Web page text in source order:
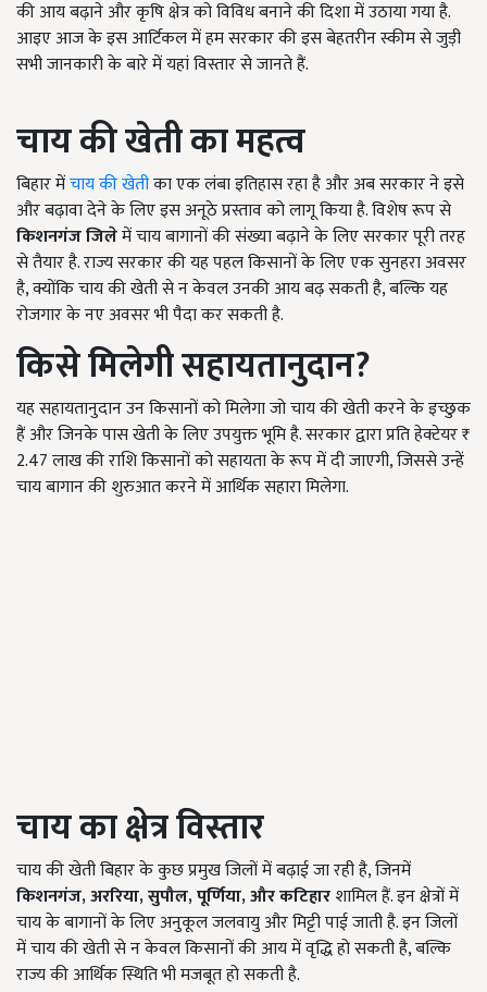
की आय बढ़ाने और कृषि क्षेत्र को विविध बनाने की दिशा में उठाया गया है.
आइए आज के इस आर्टिकल में हम सरकार की इस बेहतरीन स्कीम से जुड़ी
सभी जानकारी के बारे में यहां विस्तार से जानते हैं.
चाय की खेती का महत्व
बिहार मेंचाय की खेतीका एक लंबा इतिहास रहा है और अब सरकार ने इसे
और बढ़ावा देने के लिए इस अनूठे प्रस्ताव को लागू किया है. विशेष रूप से
किशनगंज जिलेमें चाय बागानों की संख्या बढ़ाने के लिए सरकार पूरी तरह
से तैयार है. राज्य सरकार की यह पहल किसानों के लिए एक सुनहरा अवसर
है, क्योंकि चाय की खेती से न केवल उनकी आय बढ़ सकती है, बल्कि यह
रोजगार के नए अवसर भी पैदा कर सकती है.
किसे मिलेगी सहायतानुदान?
यह सहायतानुदान उन किसानों को मिलेगा जो चाय की खेती करने के इच्छुक
हैं और जिनके पास खेती के लिए उपयुक्त भूमि है. सरकार द्वारा प्रति हेक्टेयर ₹
2.47 लाख की राशि किसानों को सहायता के रूप में दी जाएगी, जिससे उन्हें
चाय बागान की शुरुआत करने में आर्थिक सहारा मिलेगा.
चाय का क्षेत्र विस्तार
चाय की खेती बिहार के कुछ प्रमुख जिलों में बढ़ाई जा रही है, जिनमें
किशनगंज,अररिया,सुपौल,पूर्णिया,और कटिहारशामिल हैं. इन क्षेत्रों में
चाय के बागानों के लिए अनुकूल जलवायु और मिट्टी पाई जाती है. इन जिलों
में चाय की खेती से न केवल किसानों की आय में वृद्धि हो सकती है, बल्कि
राज्य की आर्थिक स्थिति भी मजबूत हो सकती है.